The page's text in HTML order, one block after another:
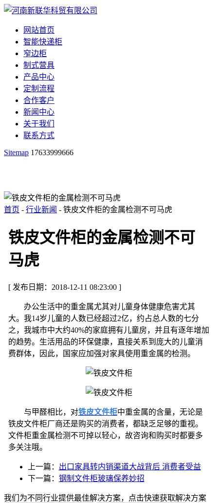
网站首页
智能快递柜
窄边柜
制式营具
产品中心
定制流程
合作客户
新闻中心
关于我们
联系方式
Sitemap 17633999666
首页 - 行业新闻 - 铁皮文件柜的金属检测不可马虎
铁皮文件柜的金属检测不可
马虎
[ 发布日期：2018-12-11 08:23:00 ]
办公生活中的重金属尤其对儿童身体健康危害尤其
大。我14岁儿童的人数已经超过2亿，约占总人数的七分
之，我城市中大约40%的家庭拥有儿童房，并且有逐年增加
的趋势。生活用品的环保健康，直接关系到庞大的儿童消
费群体，因此，国家应加强对家具使用重金属的检测。
与甲醛相比，对铁皮文件柜中重金属的含量，无论是
铁皮文件柜厂商还是购买的消费者，都缺乏足够的重视。
文件柜重金属检测不可掉以轻心，故咨询和购买时都要多
多关注哦。
上一篇： 出口家具转内销渠道大战背后 消费者受益
下一篇： 钢制文件柜玻璃保养妙招
我们为不同行业提供最佳解决方案，点击快速获取解决方案